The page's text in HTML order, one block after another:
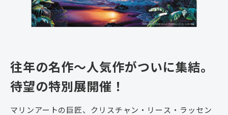
往年の名作～人気作がついに集結。
待望の特別展開催！
マリンアートの巨匠、クリスチャン・リース・ラッセン